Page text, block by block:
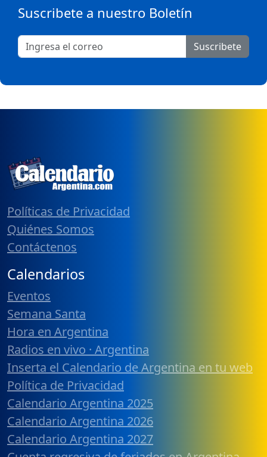
Suscribete a nuestro Boletín
Suscribete
Políticas de Privacidad
Quiénes Somos
Contáctenos
Calendarios
Eventos
Semana Santa
Hora en Argentina
Radios en vivo · Argentina
Inserta el Calendario de Argentina en tu web
Política de Privacidad
Calendario Argentina 2025
Calendario Argentina 2026
Calendario Argentina 2027